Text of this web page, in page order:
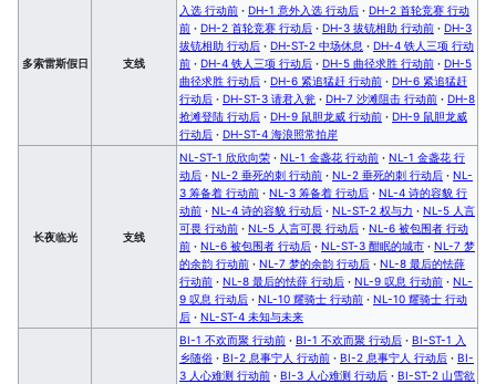
多索雷斯假日 支线
入选 行动前 · DH-1 意外入选 行动后 · DH-2 首轮竞赛 行动
前 · DH-2 首轮竞赛 行动后 · DH-3 拔铳相助 行动前 · DH-3
拔铳相助 行动后 · DH-ST-2 中场休息 · DH-4 铁人三项 行动
前 · DH-4 铁人三项 行动后 · DH-5 曲径求胜 行动前 · DH-5
曲径求胜 行动后 · DH-6 紧追猛赶 行动前 · DH-6 紧追猛赶
行动后 · DH-ST-3 请君入瓮 · DH-7 沙滩阻击 行动前 · DH-8
抢滩登陆 行动后 · DH-9 鼠胆龙威 行动前 · DH-9 鼠胆龙威
行动后 · DH-ST-4 海浪照常拍岸
长夜临光 支线
NL-ST-1 欣欣向荣 · NL-1 金盏花 行动前 · NL-1 金盏花 行
动后 · NL-2 垂死的刺 行动前 · NL-2 垂死的刺 行动后 · NL-
3 筹备着 行动前 · NL-3 筹备着 行动后 · NL-4 诗的容貌 行
动前 · NL-4 诗的容貌 行动后 · NL-ST-2 权与力 · NL-5 人言
可畏 行动前 · NL-5 人言可畏 行动后 · NL-6 被包围者 行动
前 · NL-6 被包围者 行动后 · NL-ST-3 酣眠的城市 · NL-7 梦
的余韵 行动前 · NL-7 梦的余韵 行动后 · NL-8 最后的怯薛
行动前 · NL-8 最后的怯薛 行动后 · NL-9 叹息 行动前 · NL-
9 叹息 行动后 · NL-10 耀骑士 行动前 · NL-10 耀骑士 行动
后 · NL-ST-4 未知与未来
BI-1 不欢而聚 行动前 · BI-1 不欢而聚 行动后 · BI-ST-1 入
乡随俗 · BI-2 息事宁人 行动前 · BI-2 息事宁人 行动后 · BI-
3 人心难测 行动前 · BI-3 人心难测 行动后 · BI-ST-2 山雪欲